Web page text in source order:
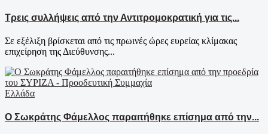
Τρεις συλλήψεις από την Αντιτρομοκρατική για τις...
Σε εξέλιξη βρίσκεται από τις πρωινές ώρες ευρείας κλίμακας
επιχείρηση της Διεύθυνσης...
Ελλάδα
Ο Σωκράτης Φάμελλος παραιτήθηκε επίσημα από την...